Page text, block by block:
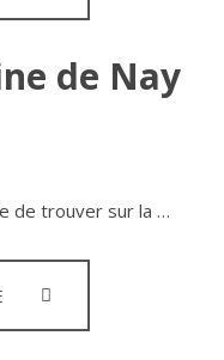
de Nay
de trouver sur la …
LOISIRS